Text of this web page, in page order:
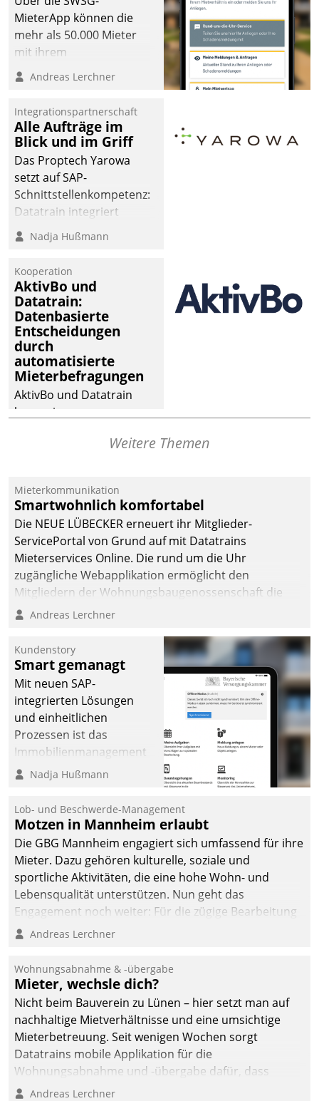
MieterApp können die
mehr als 50.000 Mieter
mit ihrem
Wohnungsunternehmen
kommunizieren, auf dem
einsehen und ändern
oder
Schadensmeldungen
abgeben – rund um die
Uhr.
Andreas Lerchner
Integrationspartnerschaft
Alle Aufträge im
Blick und im Griff
Das Proptech Yarowa
setzt auf SAP-
Schnittstellenkompetenz:
Datatrain integriert
Yarowas Portal zur
Vergabe und Verwaltung
operativen
Instandhaltung in die
SAP-Systemlandschaft
deutscher
Wohnungsunternehmen
– und beschleunigt damit
den Weg vom
Mieteranliegen zum
Dienstleisterauftrag.
Nadja Hußmann
Kooperation
AktivBo und
Datatrain:
Datenbasierte
Entscheidungen
durch
automatisierte
Mieterbefragungen
AktivBo und Datatrain
kooperieren –
profitieren: Die nahtlose
Datatrain ermöglicht
automatisiert ausgelöste,
zielgerichtete
Mieterbefragungen – eine
starke Grundlage für
intelligente,
Entscheidungen.
Weitere Themen
Mieterkommunikation
Smartwohnlich komfortabel
Die NEUE LÜBECKER erneuert ihr Mitglieder-
ServicePortal von Grund auf mit Datatrains
Mieterservices Online. Die rund um die Uhr
zugängliche Webapplikation ermöglicht den
Mitgliedern der Wohnungs­bau­genossenschaft die
Kontaktaufnahme per Smartphone, Tablet oder PC.
Andreas Lerchner
Kundenstory
Smart gemanagt
Mit neuen SAP-
integrierten Lösungen
und einheitlichen
Prozessen ist das
Immobilienmanagement
der Bayerischen
Ressort Kapitalanlage für
künftige Aufgaben und
Herausforderungen
gerüstet.
Nadja Hußmann
Lob- und Beschwerde-Management
Motzen in Mannheim erlaubt
Die GBG Mannheim engagiert sich umfassend für ihre
Mieter. Dazu gehören kulturelle, soziale und
sportliche Aktivitäten, die eine hohe Wohn- und
Lebensqualität unterstützen. Nun geht das
Engagement noch weiter: Für die zügige Bearbeitung
von Beschwerden – oder Lob – richtet das
und Beschwerde-Management einen eigenen Kanal
ein.
Andreas Lerchner
Wohnungsabnahme & -übergabe
Mieter, wechsle dich?
Nicht beim Bauverein zu Lünen – hier setzt man auf
nachhaltige Mietverhältnisse und eine umsichtige
Mieterbetreuung. Seit wenigen Wochen sorgt
Datatrains mobile Applikation für die
Wohnungsabnahme und -übergabe dafür, dass
Mieter wohlgeordnet kommen und, so es sein muss,
Andreas Lerchner